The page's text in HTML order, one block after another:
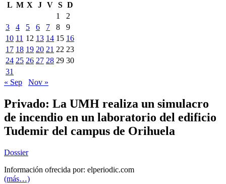
L M X J V S D
1
2
3
4 5 6 7 8
9
10 11 12 13 14 15 16
17 18 19 20 21 22 23
24 25 26 27 28 29 30
31
« Sep
Nov »
Privado: La UMH realiza un simulacro
de incendio en un laboratorio del edificio
Tudemir del campus de Orihuela
Dossier
Información ofrecida por: elperiodic.com
(más…)